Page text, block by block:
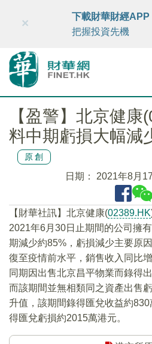
財華智庫網 FINTV
×
下載財華財經APP
把握投資先機
【盈警】北京健
料中期虧損大幅減
原創
日期： 2021年8月
【財華社訊】北京健康(02389.HK
2021年6月30日止期間的公司擁
期減少約85%，虧損減少主要原
復至疫情前水平，銷售收入同比
同期因出售北京昌平物業而錄得
而該期間並無相類同之資產出售
升值，該期間錄得匯兌收益約
得匯兌虧損約2015萬港元。